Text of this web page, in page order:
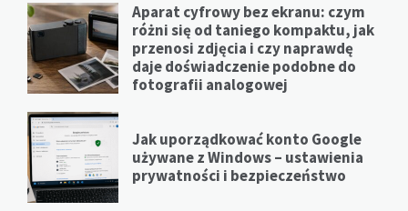
Aparat cyfrowy bez ekranu: czym
różni się od taniego kompaktu, jak
przenosi zdjęcia i czy naprawdę
daje doświadczenie podobne do
fotografii analogowej
Jak uporządkować konto Google
używane z Windows – ustawienia
prywatności i bezpieczeństwo